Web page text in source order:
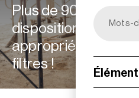
Plus de 900
disposition :
appropriées à vos
filtres !